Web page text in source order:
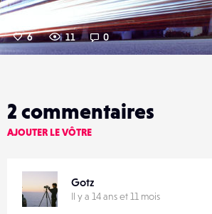
6 11 0
2 commentaires
AJOUTER LE VÔTRE
Gotz
Il y a 14 ans et 11 mois